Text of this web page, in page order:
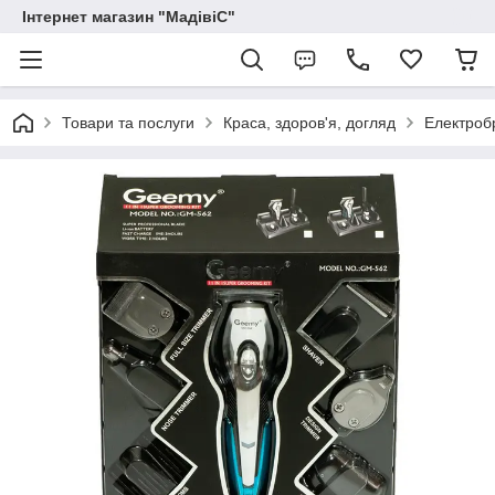
Інтернет магазин "МадівіС"
Товари та послуги Краса, здоров'я, догляд